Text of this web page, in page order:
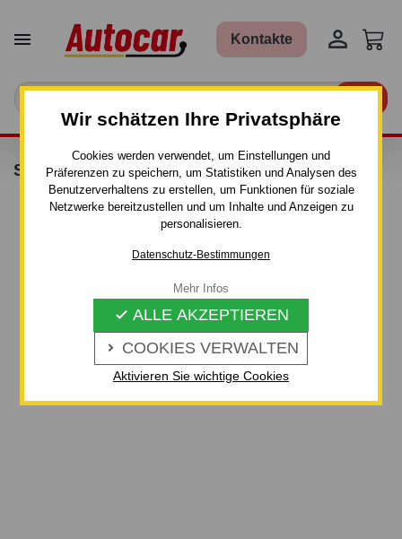
Wir schätzen Ihre Privatsphäre
Cookies werden verwendet, um Einstellungen und
Präferenzen zu speichern, um Statistiken und Analysen des
Benutzerverhaltens zu erstellen, um Funktionen für soziale
Netzwerke bereitzustellen und um Inhalte und Anzeigen zu
personalisieren.
Datenschutz-Bestimmungen
 COOKIES VERWALTEN
 ALLE AKZEPTIEREN
Aktivieren Sie wichtige Cookies
Mehr Infos
 Kontakte 
SCHLOSS 957